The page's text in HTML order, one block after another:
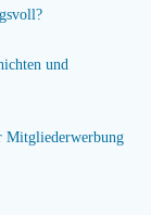
und
Mitgliederwerbung